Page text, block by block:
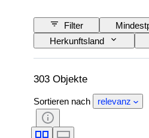
Filter
Herkunftsland
Sprache
303 Objekte
Sortieren nach relevanz